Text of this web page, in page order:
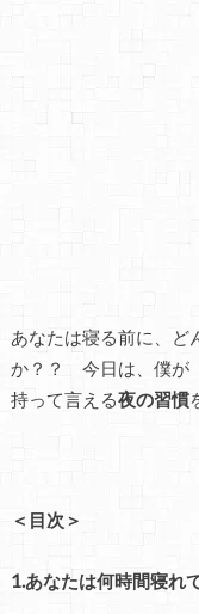
あなたは寝る前に、ど
か？？ 今日は、僕が
持って言える夜の習慣
＜目次＞
1.あなたは何時間寝れ